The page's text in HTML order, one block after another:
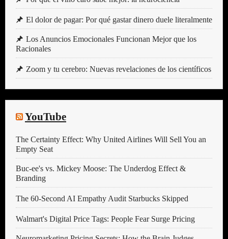
El dolor de pagar: Por qué gastar dinero duele literalmente
Los Anuncios Emocionales Funcionan Mejor que los
Racionales
Zoom y tu cerebro: Nuevas revelaciones de los científicos
YouTube
The Certainty Effect: Why United Airlines Will Sell You an
Empty Seat
Buc-ee's vs. Mickey Moose: The Underdog Effect &
Branding
The 60-Second AI Empathy Audit Starbucks Skipped
Walmart's Digital Price Tags: People Fear Surge Pricing